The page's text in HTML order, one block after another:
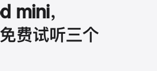
mini，
费试听三个